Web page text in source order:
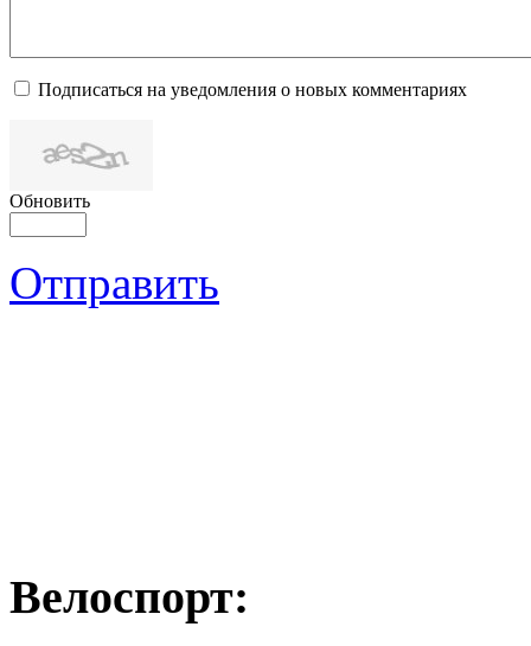
Подписаться на уведомления о новых комментариях
Обновить
Отправить
Велоспорт: